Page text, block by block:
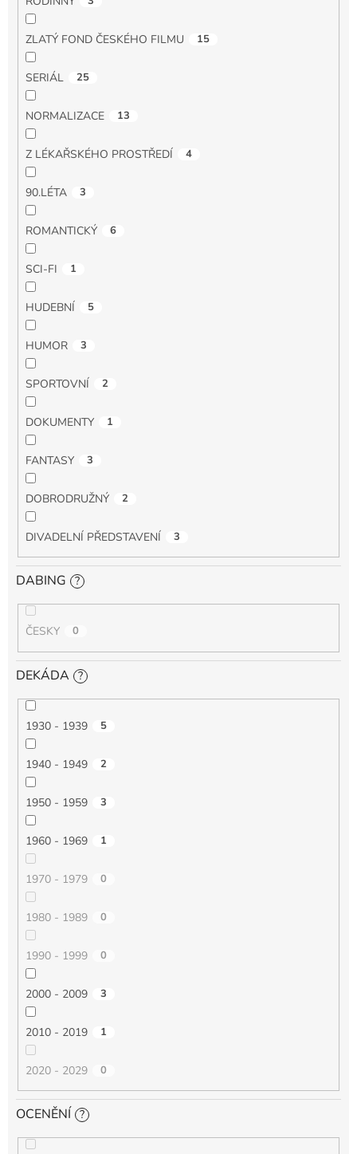
ZLATÝ FOND ČESKÉHO FILMU 15
SERIÁL 25
NORMALIZACE 13
Z LÉKAŘSKÉHO PROSTŘEDÍ 4
90.LÉTA 3
ROMANTICKÝ 6
SCI-FI 1
HUDEBNÍ 5
HUMOR 3
SPORTOVNÍ 2
DOKUMENTY 1
FANTASY 3
DOBRODRUŽNÝ 2
DIVADELNÍ PŘEDSTAVENÍ 3
DABING ?
ČESKY 0
DEKÁDA ?
1930 - 1939 5
1940 - 1949 2
1950 - 1959 3
1960 - 1969 1
1970 - 1979 0
1980 - 1989 0
1990 - 1999 0
2000 - 2009 3
2010 - 2019 1
2020 - 2029 0
OCENĚNÍ ?